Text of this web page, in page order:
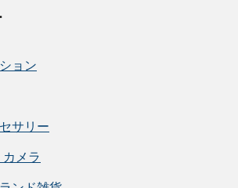
ョン
サリー
メラ